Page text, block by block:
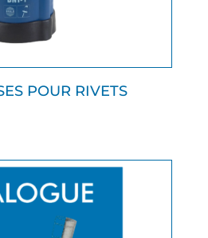
POUR RIVETS